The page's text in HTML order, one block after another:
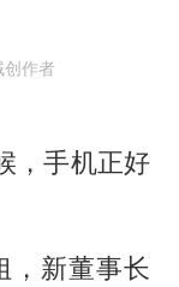
创作者
，手机正好
，新董事长